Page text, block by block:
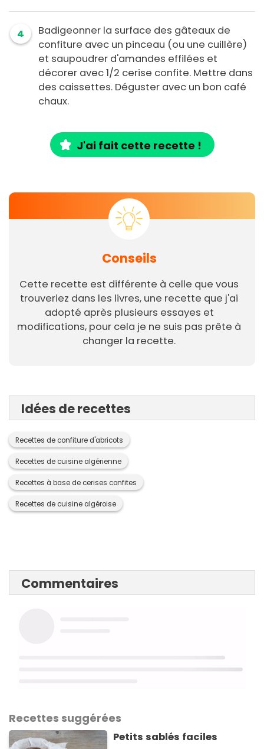
4
Badigeonner la surface des gâteaux de
confiture avec un pinceau (ou une cuillère)
et saupoudrer d'amandes effilées et
décorer avec 1/2 cerise confite. Mettre dans
des caissettes. Déguster avec un bon café
chaux.
J'ai fait cette recette !
Conseils
Cette recette est différente à celle que vous
trouveriez dans les livres, une recette que j'ai
adopté après plusieurs essayes et
modifications, pour cela je ne suis pas prête à
changer la recette.
Idées de recettes
Recettes de confiture d'abricots
Recettes de cuisine algérienne
Recettes à base de cerises confites
Recettes de cuisine algéroise
Commentaires
Recettes suggérées
Petits sablés faciles